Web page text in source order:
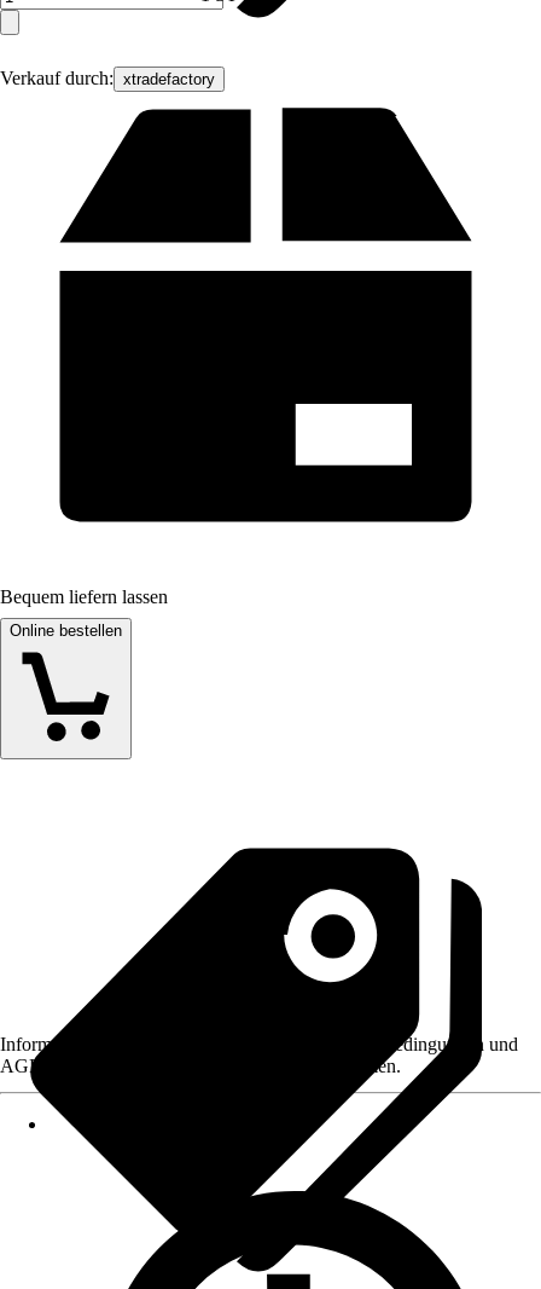
Verkauf durch: xtradefactory
Bequem liefern lassen
Online bestellen
Informationen des Verkäufers, wie z. B. Rückgabebedingungen und
AGB, finden Sie bei Klick auf den Verkäufernamen.